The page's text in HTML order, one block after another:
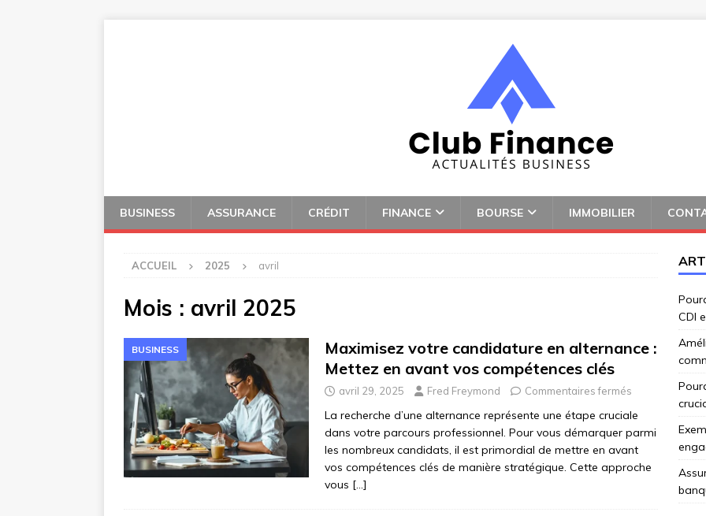
BUSINESS ASSURANCE CRÉDIT FINANCE BOURSE IMMOBILIER
ACCUEIL 2025 avril
Mois : avril 2025
BUSINESS
Maximisez votre candidature en alternance :
Mettez en avant vos compétences clés
avril 29, 2025 Fred Freymond Commentaires fermés
La recherche d’une alternance représente une étape cruciale
dans votre parcours professionnel. Pour vous démarquer parmi
les nombreux candidats, il est primordial de mettre en avant
vos compétences clés de manière stratégique. Cette approche
vous […]
CDI